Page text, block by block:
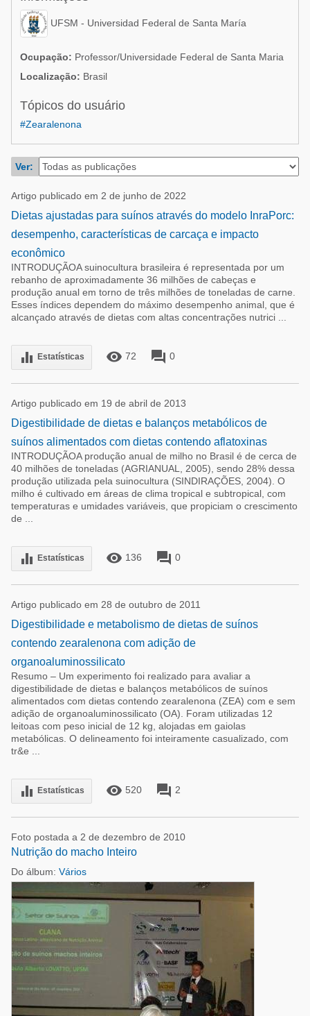
Suinocultura
Pecuária de leite
Alimentos - Rações
Avicultura
Pecuária de leite
Suinocultura
Mascotas
UFSM - Universidad Federal de Santa María
Ocupação: Professor/Universidade Federal de Santa Maria
Localização: Brasil
Tópicos do usuário
#Zearalenona
Ver:
Artigo publicado em 2 de junho de 2022
Dietas ajustadas para suínos através do modelo InraPorc:
desempenho, características de carcaça e impacto
econômico
INTRODUÇÃOA suinocultura brasileira é representada por um
rebanho de aproximadamente 36 milhões de cabeças e
produção anual em torno de três milhões de toneladas de carne.
Esses índices dependem do máximo desempenho animal, que é
alcançado através de dietas com altas concentrações nutrici ...
equalizer Estatísticas remove_red_eye 72 forum 0
Artigo publicado em 19 de abril de 2013
Digestibilidade de dietas e balanços metabólicos de
suínos alimentados com dietas contendo aflatoxinas
INTRODUÇÃOA produção anual de milho no Brasil é de cerca de
40 milhões de toneladas (AGRIANUAL, 2005), sendo 28% dessa
produção utilizada pela suinocultura (SINDIRAÇÕES, 2004). O
milho é cultivado em áreas de clima tropical e subtropical, com
temperaturas e umidades variáveis, que propiciam o crescimento
de ...
equalizer Estatísticas remove_red_eye 136 forum 0
Artigo publicado em 28 de outubro de 2011
Digestibilidade e metabolismo de dietas de suínos
contendo zearalenona com adição de
organoaluminossilicato
Resumo – Um experimento foi realizado para avaliar a
digestibilidade de dietas e balanços metabólicos de suínos
alimentados com dietas contendo zearalenona (ZEA) com e sem
adição de organoaluminossilicato (OA). Foram utilizadas 12
leitoas com peso inicial de 12 kg, alojadas em gaiolas
metabólicas. O delineamento foi inteiramente casualizado, com
tr&e ...
equalizer Estatísticas remove_red_eye 520 forum 2
Foto postada a 2 de dezembro de 2010
Nutrição do macho Inteiro
Do álbum: Vários